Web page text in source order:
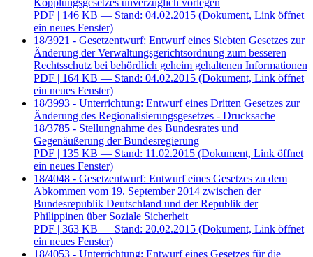
Kopplungsgesetzes unverzüglich vorlegen
PDF | 146 KB — Stand: 04.02.2015 (Dokument, Link öffnet
ein neues Fenster)
18/3921 - Gesetzentwurf: Entwurf eines Siebten Gesetzes zur
Änderung der Verwaltungsgerichtsordnung zum besseren
Rechtsschutz bei behördlich geheim gehaltenen Informationen
PDF | 164 KB — Stand: 04.02.2015 (Dokument, Link öffnet
ein neues Fenster)
18/3993 - Unterrichtung: Entwurf eines Dritten Gesetzes zur
Änderung des Regionalisierungsgesetzes - Drucksache
18/3785 - Stellungnahme des Bundesrates und
Gegenäußerung der Bundesregierung
PDF | 135 KB — Stand: 11.02.2015 (Dokument, Link öffnet
ein neues Fenster)
18/4048 - Gesetzentwurf: Entwurf eines Gesetzes zu dem
Abkommen vom 19. September 2014 zwischen der
Bundesrepublik Deutschland und der Republik der
Philippinen über Soziale Sicherheit
PDF | 363 KB — Stand: 20.02.2015 (Dokument, Link öffnet
ein neues Fenster)
18/4053 - Unterrichtung: Entwurf eines Gesetzes für die